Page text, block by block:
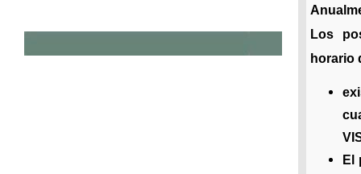
Los
horario
El